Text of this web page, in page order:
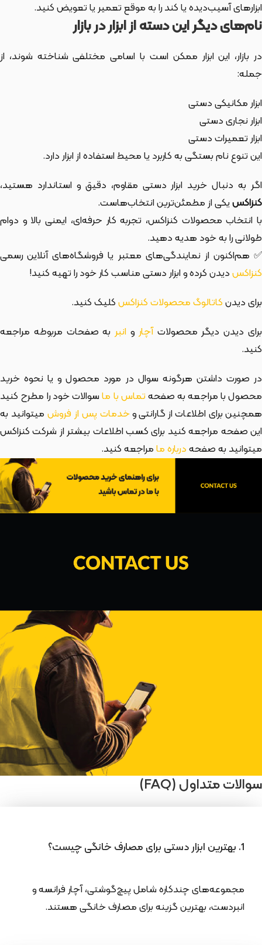
ابزارهای آسیب‌دیده یا کند را به موقع تعمیر یا تعویض کنید.
نام‌های دیگر این دسته از ابزار در بازار
در بازار، این ابزار ممکن است با اسامی مختلفی شناخته شوند، از
جمله:
ابزار مکانیکی دستی
ابزار نجاری دستی
ابزار تعمیرات دستی
این تنوع نام بستگی به کاربرد یا محیط استفاده از ابزار دارد.
اگر به دنبال خرید ابزار دستی مقاوم، دقیق و استاندارد هستید،
کنزاکسیکی از مطمئن‌ترین انتخاب‌هاست.
با انتخاب محصولات کنزاکس، تجربه کار حرفه‌ای، ایمنی بالا و دوام
طولانی را به خود هدیه دهید.
✅ هم‌اکنون از نمایندگی‌های معتبر یا فروشگاه‌های آنلاین رسمی
کنزاکسدیدن کرده و ابزار دستی مناسب کار خود را تهیه کنید!
برای دیدنکاتالوگ محصولات کنزاکسکلیک کنید.
برای دیدن دیگر محصولاتآچار و انبربه صفحات مربوطه مراجعه
کنید.
در صورت داشتن هرگونه سوال در مورد محصول و یا نحوه خرید
محصول با مراجعه به صفحهتماس با ماسوالات خود را مطرح کنید
همچنین برای اطلاعات از گارانتی وخدمات پس از فروش میتوانید به
این صفحه مراجعه کنید برای کسب اطلاعات بیشتر از شرکت کنزاکس
میتوانید به صفحهدرباره مامراجعه کنید.
سوالات متداول (FAQ)
1. بهترین ابزار دستی برای مصارف خانگی چیست؟
مجموعه‌های چندکاره شامل پیچ‌گوشتی، آچار فرانسه و
انبردست، بهترین گزینه برای مصارف خانگی هستند.